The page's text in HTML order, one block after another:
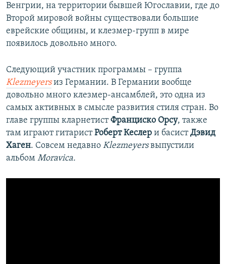
Венгрии, на территории бывшей Югославии, где до
Второй мировой войны существовали большие
еврейские общины, и клезмер-групп в мире
появилось довольно много.
Следующий участник программы – группа
Klezmeyers из Германии. В Германии вообще
довольно много клезмер-ансамблей, это одна из
самых активных в смысле развития стиля стран. Во
главе группы кларнетистФранциско Орсу, также
там играют гитаристРоберт Кеслер и басистДэвид
Хаген. Совсем недавно Klezmeyersвыпустили
альбом Moravica.